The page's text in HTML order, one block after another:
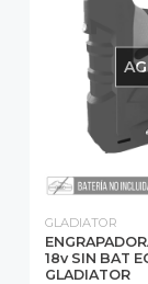
GLADIATOR
18v SIN BAT
GLADIATOR